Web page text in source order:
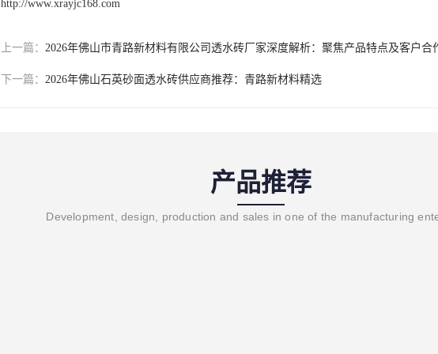
http://www.xrayjc168.com
上一篇： 2026年佛山市青路新材料有限公司透水砖厂家深度解析：聚焦产品特点及客户合
下一篇： 2026年佛山石英砂面透水砖供应商推荐：青路新材料精选
产品推荐
Development, design, production and sales in one of the manufacturing